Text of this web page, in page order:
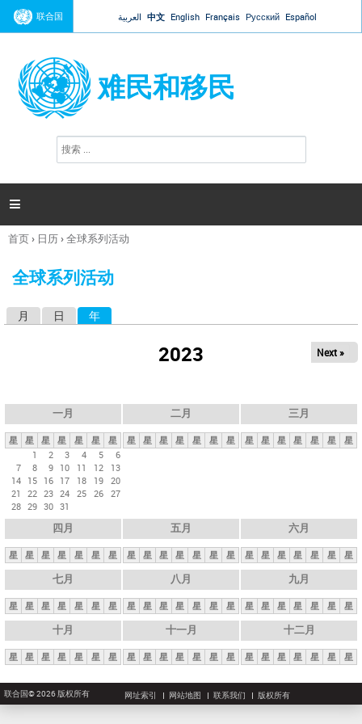
Jump to navigation
联合国 العربية 中文 English Français Русский Español
难民和移民
搜
索

你
这
首页› 日历›全球系列活动
全球系列活动
月 日 年
2023 Next »
一月
星 星 星 星 星 星
星
1
2 3 4 5
6
7
8 9 10 11 12
13
14 15 16 17 18 19 20
21
22 23 24 25 26 27
28 29 30 31
二月
星 星 星 星 星 星 星
三月
星 星 星 星 星 星 星
四月
星 星 星 星 星 星 星
五月
星 星 星 星 星 星 星
六月
星 星 星 星 星 星 星
七月
星 星 星 星 星 星 星
八月
星 星 星 星 星 星 星
九月
星 星 星 星 星 星 星
十月
星 星 星 星 星 星 星
十一月
星 星 星 星 星 星 星
十二月
星 星 星 星 星 星 星
联合国© 2026 版权所有 网址索引 网站地图 联系我们 版权所有